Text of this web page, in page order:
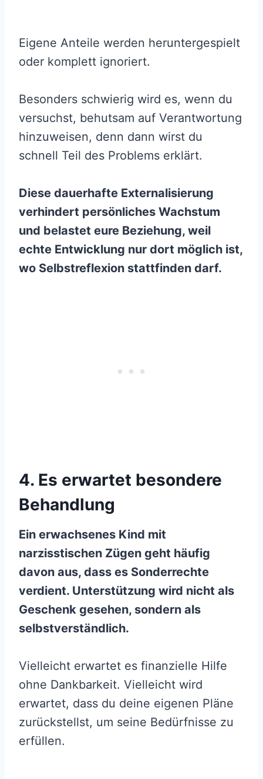
Eigene Anteile werden heruntergespielt
oder komplett ignoriert.
Besonders schwierig wird es, wenn du
versuchst, behutsam auf Verantwortung
hinzuweisen, denn dann wirst du
schnell Teil des Problems erklärt.
Diese dauerhafte Externalisierung
verhindert persönliches Wachstum
und belastet eure Beziehung, weil
echte Entwicklung nur dort möglich ist,
wo Selbstreflexion stattfinden darf.
4. Es erwartet besondere
Behandlung
Ein erwachsenes Kind mit
narzisstischen Zügen geht häufig
davon aus, dass es Sonderrechte
verdient. Unterstützung wird nicht als
Geschenk gesehen, sondern als
selbstverständlich.
Vielleicht erwartet es finanzielle Hilfe
ohne Dankbarkeit. Vielleicht wird
erwartet, dass du deine eigenen Pläne
zurückstellst, um seine Bedürfnisse zu
erfüllen.